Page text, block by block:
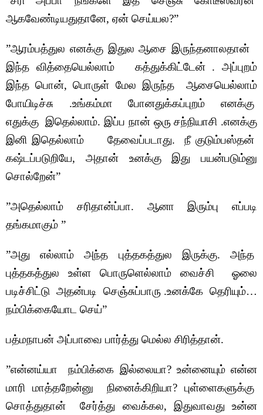
ஆகவேண்டியதுதானே, ஏன் செய்யல?”
”ஆரம்பத்துல எனக்கு இதுல ஆசை இருந்தனாலதான்
இந்த வித்தையெல்லாம் கத்துக்கிட்டேன் . அப்புறம்
இந்த பொன், பொருள் மேல இருந்த ஆசையெல்லாம்
போயிடிச்சு .உங்கம்மா போனதுக்கப்புறம் எனக்கு
எதுக்கு இதெல்லாம். இப்ப நான் ஒரு சந்நியாசி .எனக்கு
இனி இதெல்லாம் தேவைப்படாது. நீ குடும்பஸ்தன்
கஷ்டப்படுறியே, அதான் உனக்கு இது பயன்படும்னு
சொல்றேன்”
”அதெல்லாம் சரிதான்ப்பா. ஆனா இரும்பு எப்படி
தங்கமாகும் ”
”அது எல்லாம் அந்த புத்தகத்துல இருக்கு. அந்த
புத்தகத்துல உள்ள பொருளெல்லாம் வைச்சி ஓலை
படிச்சிட்டு அதன்படி செஞ்சுப்பாரு .உனக்கே தெரியும்…
நம்பிக்கையோட செய்”
பத்மநாபன் அப்பாவை பார்த்து மெல்ல சிரித்தான்.
”என்னய்யா நம்பிக்கை இல்லையா? உன்னையும் என்ன
மாரி மாத்தறேன்னு நினைக்கிறியா? புள்ளைகளுக்கு
சொத்துதான் சேர்த்து வைக்கல, இதுவாவது உன்ன